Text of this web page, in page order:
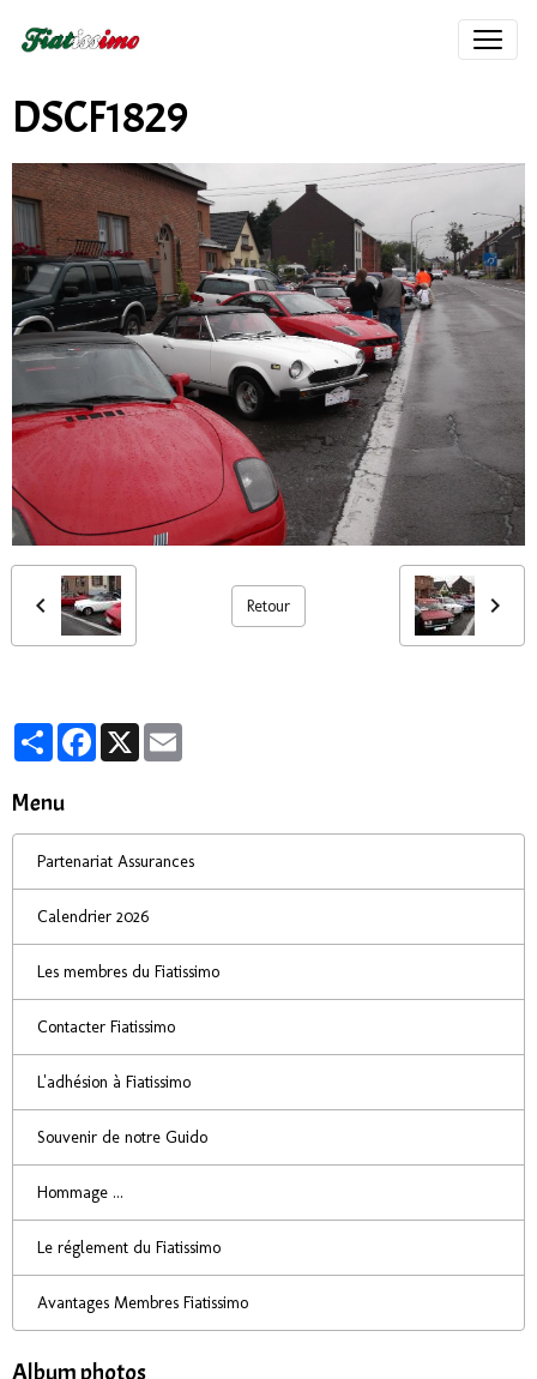
DSCF1829
Retour
PartagerFacebook
X
Menu
Partenariat Assurances
Calendrier 2026
Les membres du Fiatissimo
Contacter Fiatissimo
L'adhésion à Fiatissimo
Souvenir de notre Guido
Hommage ...
Le réglement du Fiatissimo
Avantages Membres Fiatissimo
Album photos